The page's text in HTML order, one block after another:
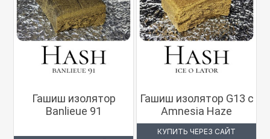
Гашиш изолятор
Banlieue 91
Гашиш изолятор G13 с
Amnesia Haze
КУПИТЬ ЧЕРЕЗ САЙТ